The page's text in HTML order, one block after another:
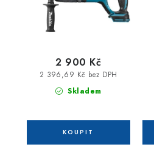
Skladem
2 396,69 Kč bez DPH
2 900 Kč